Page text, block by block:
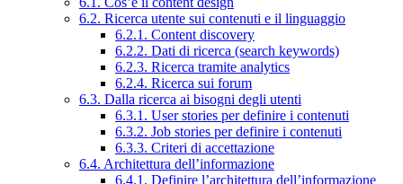
6.2. Ricerca utente sui contenuti e il linguaggio
6.2.1. Content discovery
6.2.2. Dati di ricerca (search keywords)
6.2.3. Ricerca tramite analytics
6.2.4. Ricerca sui forum
6.3. Dalla ricerca ai bisogni degli utenti
6.3.1. User stories per definire i contenuti
6.3.2. Job stories per definire i contenuti
6.3.3. Criteri di accettazione
6.4. Architettura dell’informazione
6.4.1. Definire l’architettura dell’informazione